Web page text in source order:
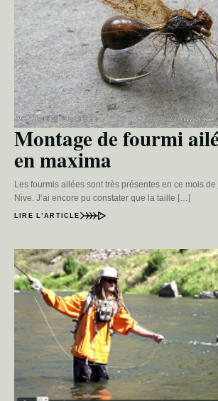
Montage de fourmi
en maxima
Les fourmis ailées sont très présentes en ce mois
Nive. J’ai encore pu constater que la taille […]
LIRE L’ARTICLE